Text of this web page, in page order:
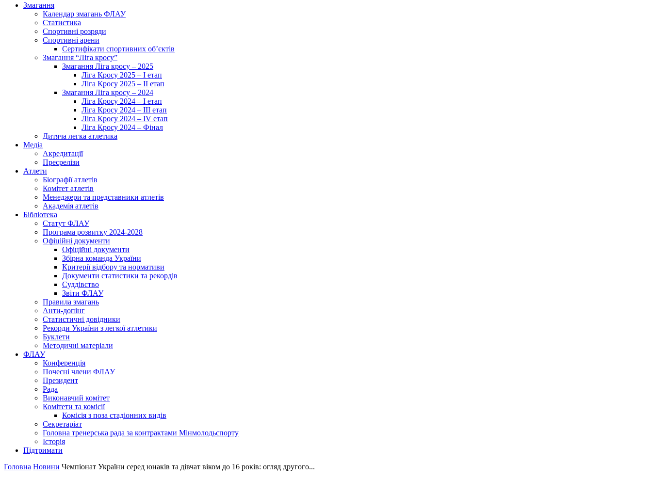
Змагання
Календар змагань ФЛАУ
Статистика
Спортивні розряди
Спортивні арени
Сертифікати спортивних об’єктів
Змагання “Ліга кросу”
Змагання Ліга кросу – 2025
Ліга Кросу 2025 – I етап
Ліга Кросу 2025 – II етап
Змагання Ліга кросу – 2024
Ліга Кросу 2024 – I етап
Ліга Кросу 2024 – III етап
Ліга Кросу 2024 – IV етап
Ліга Кросу 2024 – Фінал
Дитяча легка атлетика
Медіа
Акредитації
Пресрелізи
Атлети
Біографії атлетів
Комітет атлетів
Менеджери та представники атлетів
Академія атлетів
Бібліотека
Статут ФЛАУ
Програма розвитку 2024-2028
Офіційні документи
Офіційні документи
Збірна команда України
Критерії відбору та нормативи
Документи статистики та рекордів
Суддівство
Звіти ФЛАУ
Правила змагань
Анти-допінг
Статистичні довідники
Рекорди України з легкої атлетики
Буклети
Методичні матеріали
ФЛАУ
Конференція
Почесні члени ФЛАУ
Президент
Рада
Виконавчий комітет
Комітети та комісії
Комісія з поза стадіонних видів
Секретаріат
Головна тренерська рада за контрактами Мінмолодьспорту
Історія
Підтримати
Головна Новини Чемпіонат України серед юнаків та дівчат віком до 16 років: огляд другого...